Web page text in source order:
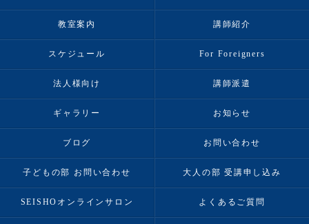
教室案内 講師紹介
スケジュール For Foreigners
法人様向け 講師派遣
ギャラリー お知らせ
ブログ お問い合わせ
子どもの部 お問い合わせ 大人の部 受講申し込み
SEISHOオンラインサロン よくあるご質問